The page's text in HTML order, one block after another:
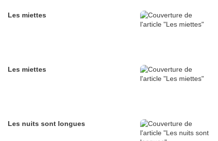
Les miettes
Les miettes
Les nuits sont longues